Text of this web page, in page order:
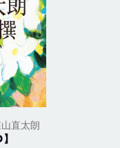
直太朗